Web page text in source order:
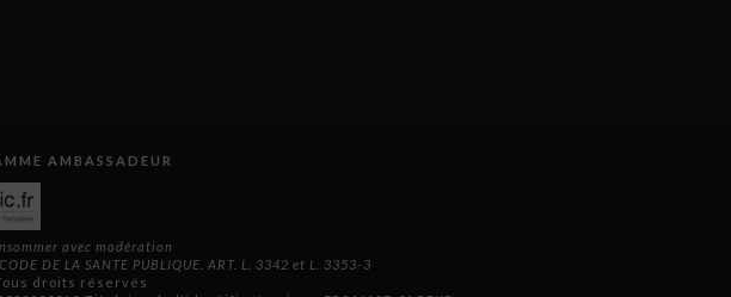
AMBASSADEUR
avec modération
DE LA SANTE PUBLIQUE. ART. L. 3342 et L. 3353-3
droits réservés